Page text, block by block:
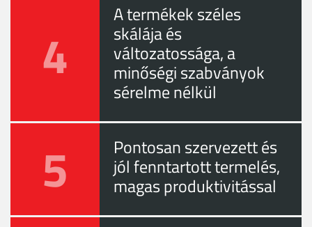
4
A termékek széles
skálája és
változatossága, a
minőségi szabványok
sérelme nélkül
5 Pontosan szervezett és
jól fenntartott termelés,
magas produktivitással